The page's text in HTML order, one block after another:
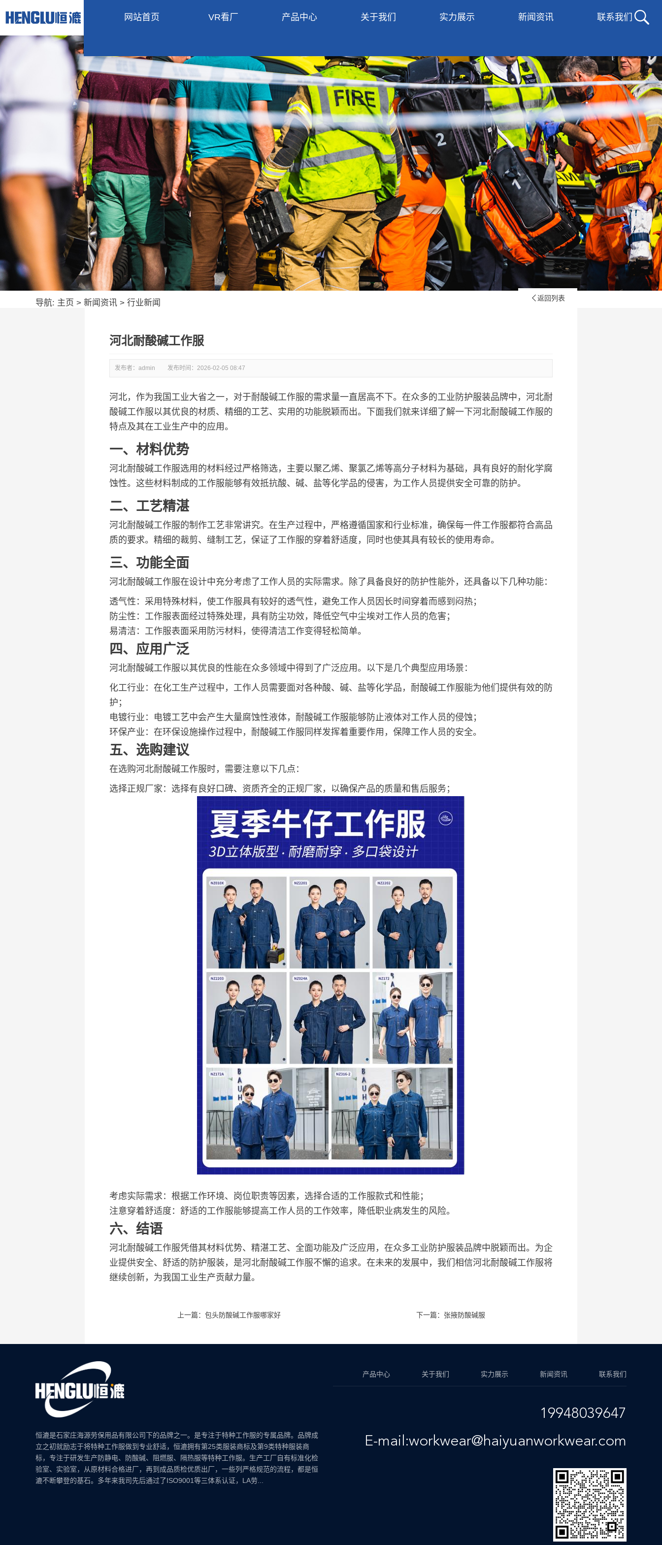
网站首页 VR看厂 产品中心 关于我们 实力展示 新闻资讯 联系我们
导航: 主页 > 新闻资讯 > 行业新闻  返回列表
河北耐酸碱工作服
发布者：admin 发布时间： 2026-02-05 08:47
河北，作为我国工业大省之一，对于耐酸碱工作服的需求量一直居高不下。在众多的工业防护服装品牌中，河北耐
酸碱工作服以其优良的材质、精细的工艺、实用的功能脱颖而出。下面我们就来详细了解一下河北耐酸碱工作服的
特点及其在工业生产中的应用。
一、材料优势
河北耐酸碱工作服选用的材料经过严格筛选，主要以聚乙烯、聚氯乙烯等高分子材料为基础，具有良好的耐化学腐
蚀性。这些材料制成的工作服能够有效抵抗酸、碱、盐等化学品的侵害，为工作人员提供安全可靠的防护。
二、工艺精湛
河北耐酸碱工作服的制作工艺非常讲究。在生产过程中，严格遵循国家和行业标准，确保每一件工作服都符合高品
质的要求。精细的裁剪、缝制工艺，保证了工作服的穿着舒适度，同时也使其具有较长的使用寿命。
三、功能全面
河北耐酸碱工作服在设计中充分考虑了工作人员的实际需求。除了具备良好的防护性能外，还具备以下几种功能：
透气性：采用特殊材料，使工作服具有较好的透气性，避免工作人员因长时间穿着而感到闷热；
防尘性：工作服表面经过特殊处理，具有防尘功效，降低空气中尘埃对工作人员的危害；
易清洁：工作服表面采用防污材料，使得清洁工作变得轻松简单。
四、应用广泛
河北耐酸碱工作服以其优良的性能在众多领域中得到了广泛应用。以下是几个典型应用场景：
化工行业：在化工生产过程中，工作人员需要面对各种酸、碱、盐等化学品，耐酸碱工作服能为他们提供有效的防
护；
电镀行业：电镀工艺中会产生大量腐蚀性液体，耐酸碱工作服能够防止液体对工作人员的侵蚀；
环保产业：在环保设施操作过程中，耐酸碱工作服同样发挥着重要作用，保障工作人员的安全。
五、选购建议
在选购河北耐酸碱工作服时，需要注意以下几点：
选择正规厂家：选择有良好口碑、资质齐全的正规厂家，以确保产品的质量和售后服务；
考虑实际需求：根据工作环境、岗位职责等因素，选择合适的工作服款式和性能；
注意穿着舒适度：舒适的工作服能够提高工作人员的工作效率，降低职业病发生的风险。
六、结语
河北耐酸碱工作服凭借其材料优势、精湛工艺、全面功能及广泛应用，在众多工业防护服装品牌中脱颖而出。为企
业提供安全、舒适的防护服装，是河北耐酸碱工作服不懈的追求。在未来的发展中，我们相信河北耐酸碱工作服将
继续创新，为我国工业生产贡献力量。
上一篇：包头防酸碱工作服哪家好 下一篇：张掖防酸碱服
恒漉是石家庄海源劳保用品有限公司下的品牌之一。是专注于特种工作服的专属品牌。品牌成
立之初就励志于将特种工作服做到专业舒适，恒漉拥有第25类服装商标及第9类特种服装商
标，专注于研发生产防静电、防酸碱、阻燃服、隔热服等特种工作服。生产工厂自有标准化检
验室、实验室，从原材料合格进厂，再到成品质检优质出厂，一些列严格规范的流程，都是恒
漉不断攀登的基石。多年来我司先后通过了ISO9001等三体系认证，LA劳...
产品中心 关于我们 实力展示 新闻资讯 联系我们
19948039647
E-mail:workwear@haiyuanworkwear.com